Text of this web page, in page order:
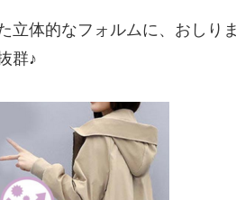
立体的なフォルムに、おしり
群♪